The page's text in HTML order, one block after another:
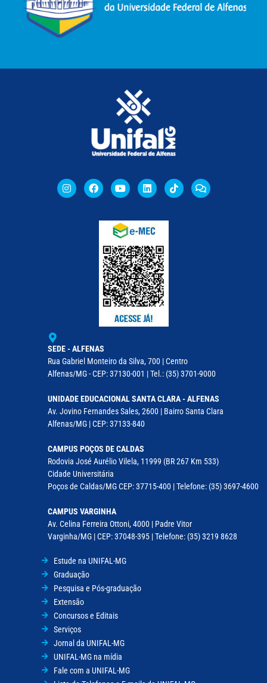
SEDE - ALFENAS
Rua Gabriel Monteiro da Silva, 700 | Centro
Alfenas/MG - CEP: 37130-001 | Tel.: (35) 3701-9000
UNIDADE EDUCACIONAL SANTA CLARA - ALFENAS
Av. Jovino Fernandes Sales, 2600 | Bairro Santa Clara
Alfenas/MG | CEP: 37133-840
CAMPUS POÇOS DE CALDAS
Rodovia José Aurélio Vilela, 11999 (BR 267 Km 533)
Cidade Universitária
Poços de Caldas/MG CEP: 37715-400 | Telefone: (35) 3697-4600
CAMPUS VARGINHA
Av. Celina Ferreira Ottoni, 4000 | Padre Vitor
Varginha/MG | CEP: 37048-395 | Telefone: (35) 3219 8628
Estude na UNIFAL-MG
Graduação
Pesquisa e Pós-graduação
Extensão
Concursos e Editais
Serviços
Jornal da UNIFAL-MG
UNIFAL-MG na mídia
Fale com a UNIFAL-MG